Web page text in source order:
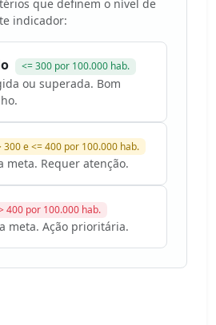
que definem o nível de
indicador:
<= 300 por 100.000 hab.
ou superada. Bom
300 e <= 400 por 100.000 hab.
meta. Requer atenção.
400 por 100.000 hab.
meta. Ação prioritária.